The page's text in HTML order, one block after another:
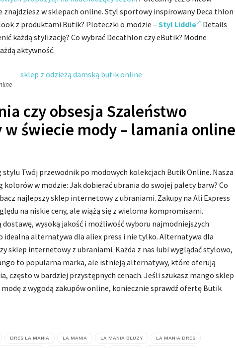
znajdziesz w sklepach online. Styl sportowy inspirowany Deca thlon
z produktami Butik? Ploteczki o modzie – Styl Liddle
Details
każdą stylizację? Co wybrać Decathlon czy eButik? Modne
aktywność.
czy obsesja Szaleństwo
w świecie mody – lamania online
Twój przewodnik po modowych kolekcjach Butik Online. Nasza
w modzie: Jak dobierać ubrania do swojej palety barw? Co
najlepszy sklep internetowy z ubraniami. Zakupy na Ali Express
na niskie ceny, ale wiążą się z wieloma kompromisami.
dostawę, wysoką jakość i możliwość wyboru najmodniejszych
alternatywa dla aliex press i nie tylko. Alternatywa dla
sklep internetowy z ubraniami. Każda z nas lubi wyglądać stylowo,
to popularna marka, ale istnieją alternatywy, które oferują
często w bardziej przystępnych cenach. Jeśli szukasz mango sklep
z wygodą zakupów online, koniecznie sprawdź ofertę Butik
DRES LA MANIA LA MANIA LA MANIA BLUZY LA MANIA DRES